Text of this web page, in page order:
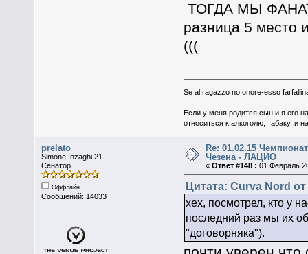
ТОГДА МЫ
разница 5 место
(((
Se al ragazzo no onore-esso
Если у меня родится сын и я его
относиться к алкоголю, табаку, и
prelato
Simone Inzaghi 21
Сенатор
Оффлайн
Сообщений: 14033
Re: 01.02.15
Чезена - ЛАЦИО
«Ответ #148 : 01 Февраль
Цитата: Curva Nord
хех, посмотрел, кто у
последний раз мы их
"договорняка").